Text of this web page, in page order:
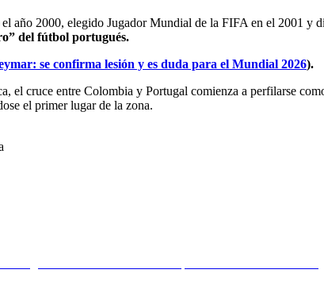
año 2000, elegido Jugador Mundial de la FIFA en el 2001 y
del fútbol portugués.
se confirma lesión y es duda para el Mundial 2026).
el cruce entre Colombia y Portugal comienza a perfilarse
el primer lugar de la zona.